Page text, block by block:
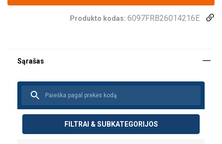
Produkto kodas: 6097FRB26014216E
FILTRAI & SUBKATEGORIJOS